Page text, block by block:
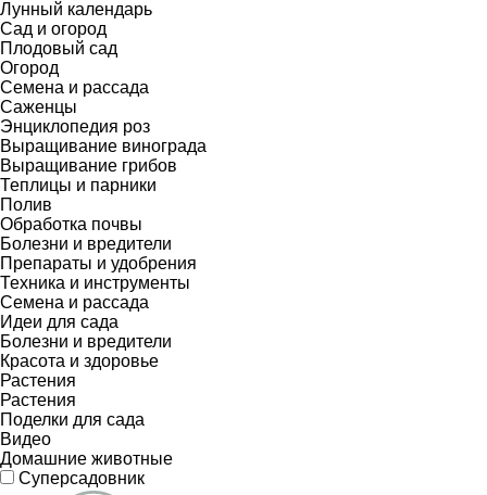
Лунный календарь
Сад и огород
Плодовый сад
Огород
Семена и рассада
Саженцы
Энциклопедия роз
Выращивание винограда
Выращивание грибов
Теплицы и парники
Полив
Обработка почвы
Болезни и вредители
Препараты и удобрения
Техника и инструменты
Семена и рассада
Идеи для сада
Болезни и вредители
Красота и здоровье
Растения
Растения
Поделки для сада
Видео
Домашние животные
Суперсадовник